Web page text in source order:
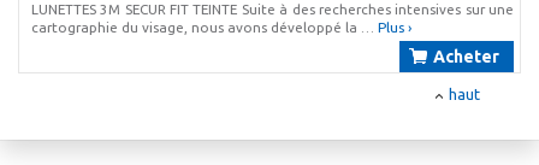
LUNETTES 3M SECUR FIT TEINTE Suite à des recherches intensives sur une
cartographie du visage, nous avons développé la … Plus ›
Acheter
haut